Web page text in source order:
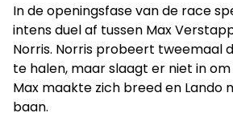
In de openingsfase van de race
intens duel af tussen Max
Norris. Norris probeert tweemaal
te halen, maar slaagt er niet in
Max maakte zich breed en Lando
baan.